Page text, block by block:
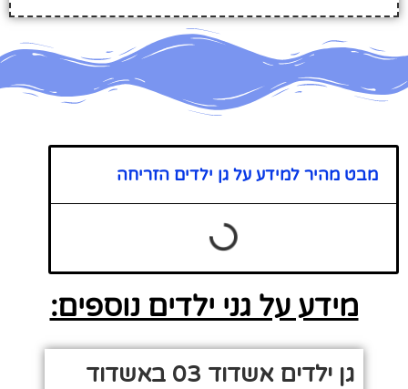
מבט מהיר למידע על גן ילדים הזריחה
מידע על גני ילדים נוספים:
גן ילדים אשדוד 03 באשדוד